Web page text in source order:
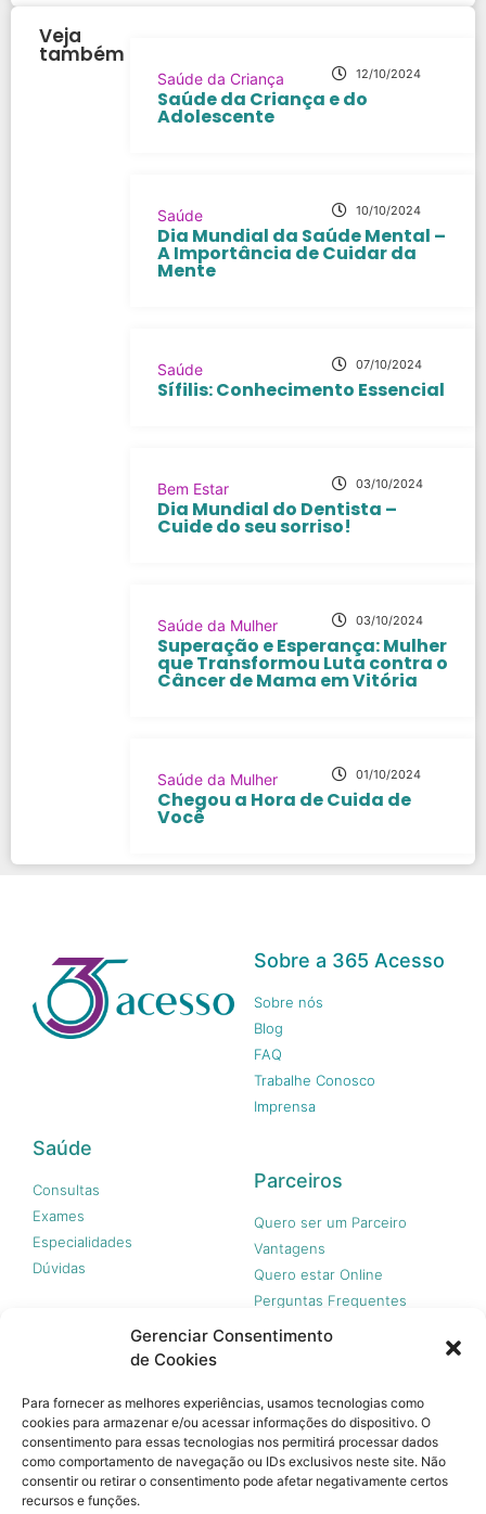
Gerenciar Consentimento
de Cookies
Para fornecer as melhores experiências, usamos tecnologias como
cookies para armazenar e/ou acessar informações do dispositivo. O
consentimento para essas tecnologias nos permitirá processar dados
como comportamento de navegação ou IDs exclusivos neste site. Não
consentir ou retirar o consentimento pode afetar negativamente certos
recursos e funções.
Veja
também
Saúde da Criança 12/10/2024
Saúde da Criança e do
Adolescente
Saúde 10/10/2024
Dia Mundial da Saúde Mental –
A Importância de Cuidar da
Mente
Saúde 07/10/2024
Sífilis: Conhecimento Essencial
Bem Estar 03/10/2024
Dia Mundial do Dentista –
Cuide do seu sorriso!
Saúde da Mulher 03/10/2024
Superação e Esperança: Mulher
que Transformou Luta contra o
Câncer de Mama em Vitória
Saúde da Mulher 01/10/2024
Chegou a Hora de Cuida de
Você
Sobre a 365 Acesso
Sobre nós
Blog
FAQ
Trabalhe Conosco
Imprensa
Saúde
Consultas
Exames
Especialidades
Dúvidas
Parceiros
Quero ser um Parceiro
Vantagens
Quero estar Online
Perguntas Frequentes